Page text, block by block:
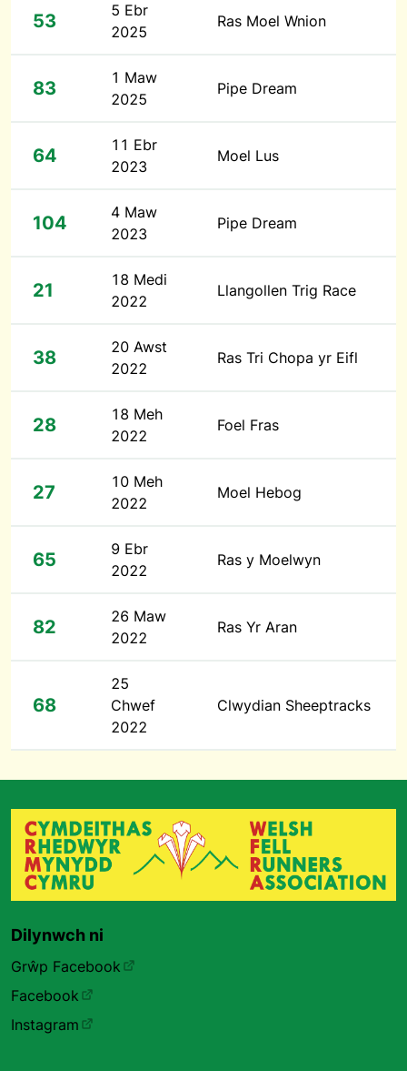
53
5 Ebr
2025
Ras Moel Wnion
83
1 Maw
2025
Pipe Dream
64
11 Ebr
2023
Moel Lus
104
4 Maw
2023
Pipe Dream
21
18 Medi
2022
Llangollen Trig Race
38
20 Awst
2022
Ras Tri Chopa yr Eifl
28
18 Meh
2022
Foel Fras
27
10 Meh
2022
Moel Hebog
65
9 Ebr
2022
Ras y Moelwyn
82
26 Maw
2022
Ras Yr Aran
68
25
Chwef
2022
Clwydian Sheeptracks
Dilynwch ni
Grŵp Facebook
Facebook
Instagram